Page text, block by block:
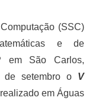
(SSC)
e de
em São Carlos,
setembro o V
em Águas